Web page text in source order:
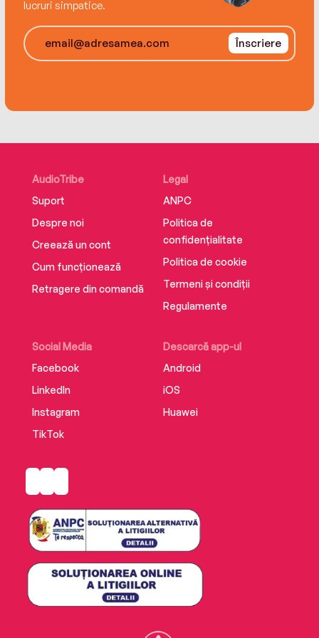
lucruri simpatice.
Înscriere
AudioTribe
Suport
Despre noi
Creează un cont
Cum funcționează
Retragere din comandă
Social Media
Facebook
LinkedIn
Instagram
TikTok
Descarcă app-ul
Android
iOS
Huawei
Legal
ANPC
Politica de
confidențialitate
Politica de cookie
Termeni și condiții
Regulamente